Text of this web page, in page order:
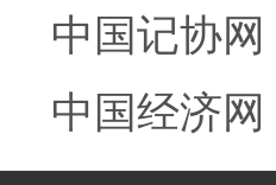
中国记协网
中国经济网